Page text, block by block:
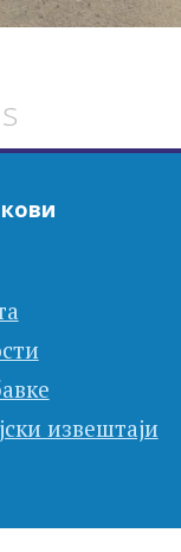
извештаји